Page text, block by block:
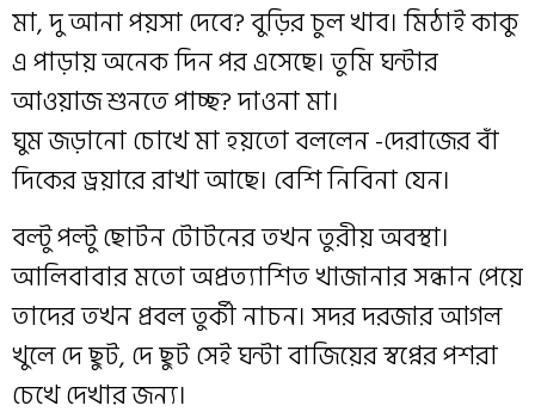
মা, দু আনা পয়সা দেবে? বুড়ির চুল খাব। মিঠাই কাকু
এ পাড়ায় অনেক দিন পর এসেছে। তুমি ঘন্টার
আওয়াজ শুনতে পাচ্ছ? দাওনা মা।
ঘুম জড়ানো চোখে মা হয়তো বললেন -দেরাজের বাঁ
দিকের ড্রয়ারে রাখা আছে। বেশি নিবিনা যেন।
বল্টু পল্টু ছোটন টোটনের তখন তুরীয় অবস্থা।
আলিবাবার মতো অপ্রত্যাশিত খাজানার সন্ধান পেয়ে
তাদের তখন প্রবল তুর্কী নাচন। সদর দরজার আগল
খুলে দে ছুট, দে ছুট সেই ঘন্টা বাজিয়ের স্বপ্নের পশরা
চেখে দেখার জন্য।